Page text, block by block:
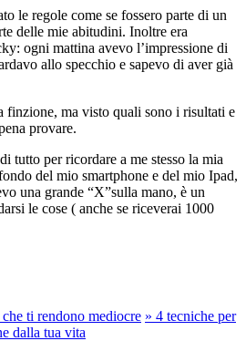
le regole come se fossero parte di un
delle mie abitudini. Inoltre era
ogni mattina avevo l’impressione di
allo specchio e sapevo di aver già
finzione, ma visto quali sono i risultati e
provare.
tutto per ricordare a me stesso la mia
del mio smartphone e del mio Ipad,
una grande “X”sulla mano, è un
le cose ( anche se riceverai 1000
ti rendono mediocre » 4 tecniche per
dalla tua vita